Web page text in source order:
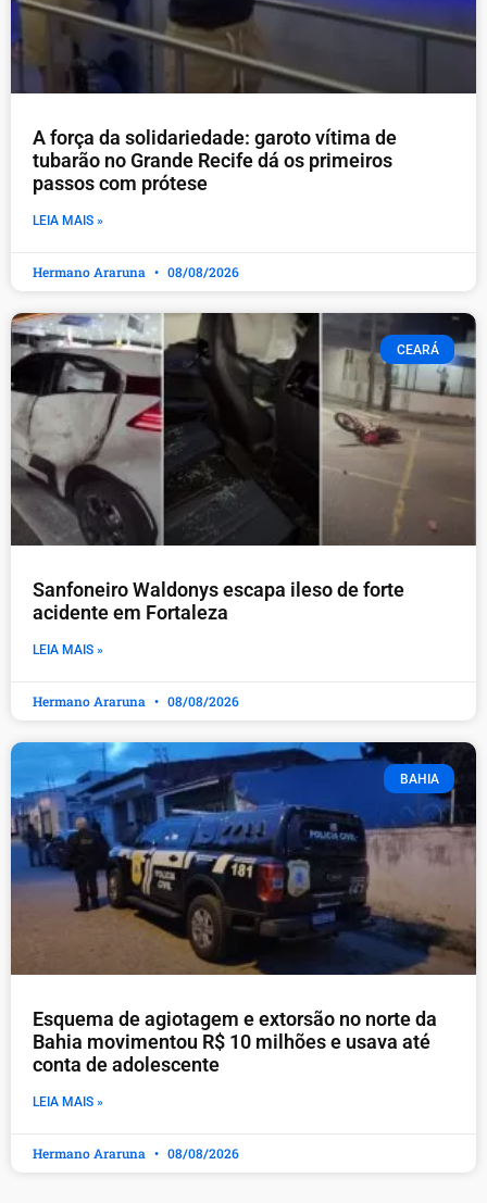
A força da solidariedade: garoto vítima de
tubarão no Grande Recife dá os primeiros
passos com prótese
LEIA MAIS »
Hermano Araruna 08/08/2026
CEARÁ
Sanfoneiro Waldonys escapa ileso de forte
acidente em Fortaleza
LEIA MAIS »
Hermano Araruna 08/08/2026
BAHIA
Esquema de agiotagem e extorsão no norte da
Bahia movimentou R$ 10 milhões e usava até
conta de adolescente
LEIA MAIS »
Hermano Araruna 08/08/2026